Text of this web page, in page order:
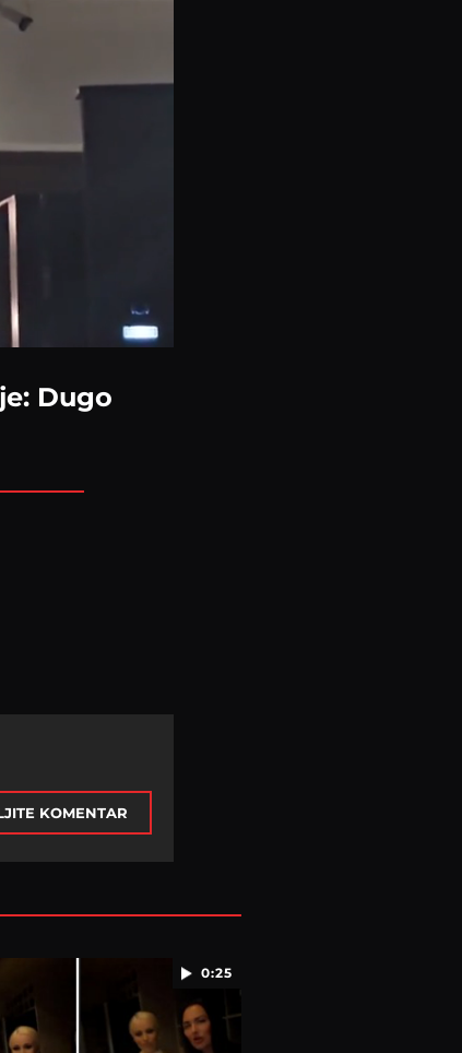
Dugo
KOMENTAR
0:25